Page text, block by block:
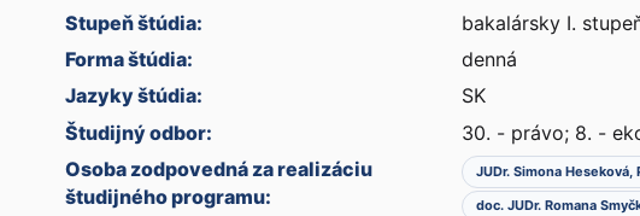
Stupeň štúdia:
bakalársky I.
Forma štúdia:
denná
Jazyky štúdia:
SK
Študijný odbor:
30. - právo; 8. -
Osoba zodpovedná za realizáciu
študijného programu:
JUDr. Simona Heseková,
doc. JUDr. Romana